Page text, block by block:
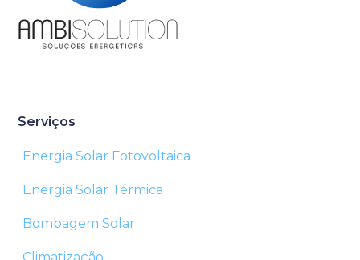
Serviços
Energia Solar Fotovoltaica
Energia Solar Térmica
Bombagem Solar